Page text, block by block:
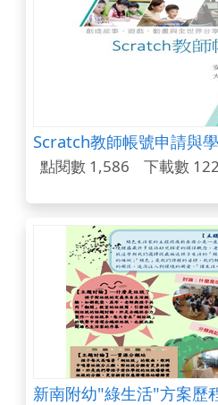
Scratch教師帳號申請與
點閱數 1,586 下載數 122
新南附幼"綠生活"方案歷